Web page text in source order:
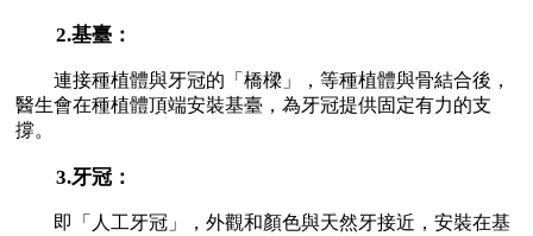
2.基臺：
連接種植體與牙冠的「橋樑」，等種植體與骨結合後，
醫生會在種植體頂端安裝基臺，為牙冠提供固定有力的支
撐。
3.牙冠：
即「人工牙冠」，外觀和顏色與天然牙接近，安裝在基